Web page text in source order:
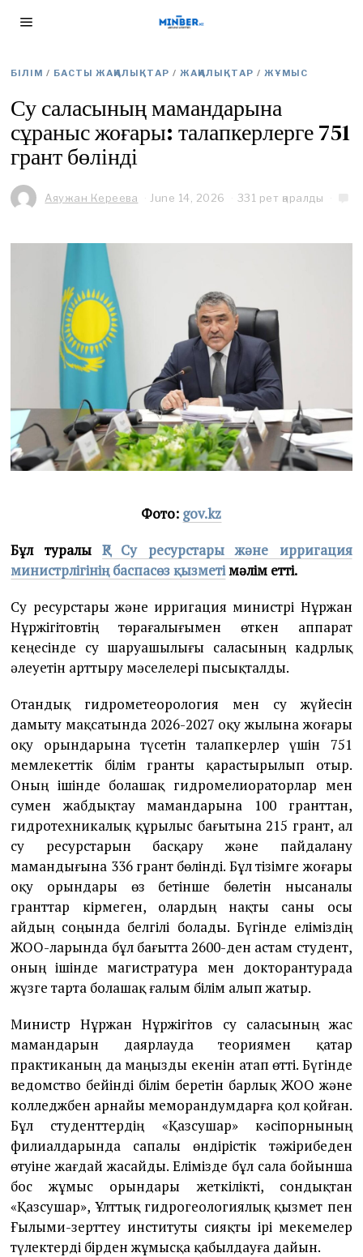
БІЛІМ / БАСТЫ ЖАҢАЛЫҚТАР / ЖАҢАЛЫҚТАР / ЖҰМЫС
Су саласының мамандарына
сұраныс жоғары: талапкерлерге 751
грант бөлінді
Аяужан Кереева June 14, 2026
e
2
0
2
6
331 рет қаралды
Фото: gov.kz
Бұл туралыҚР Су ресурстары және ирригация
министрлігінің баспасөз қызметімәлім етті.
Су ресурстары және ирригация министрі Нұржан
Нұржігітовтің төрағалығымен өткен аппарат
кеңесінде су шаруашылығы саласының кадрлық
әлеуетін арттыру мәселелері пысықталды.
Отандық гидрометеорология мен су жүйесін
дамыту мақсатында 2026-2027 оқу жылына жоғары
оқу орындарына түсетін талапкерлер үшін 751
мемлекеттік білім гранты қарастырылып отыр.
Оның ішінде болашақ гидромелиораторлар мен
сумен жабдықтау мамандарына 100 гранттан,
гидротехникалық құрылыс бағытына 215 грант, ал
су ресурстарын басқару және пайдалану
мамандығына 336 грант бөлінді. Бұл тізімге жоғары
оқу орындары өз бетінше бөлетін нысаналы
гранттар кірмеген, олардың нақты саны осы
айдың соңында белгілі болады. Бүгінде еліміздің
ЖОО-ларында бұл бағытта 2600-ден астам студент,
оның ішінде магистратура мен докторантурада
жүзге тарта болашақ ғалым білім алып жатыр.
Министр Нұржан Нұржігітов су саласының жас
мамандарын даярлауда теориямен қатар
практиканың да маңызды екенін атап өтті. Бүгінде
ведомство бейінді білім беретін барлық ЖОО және
колледжбен арнайы меморандумдарға қол қойған.
Бұл студенттердің «Қазсушар» кәсіпорнының
филиалдарында сапалы өндірістік тәжірибеден
өтуіне жағдай жасайды. Елімізде бұл сала бойынша
бос жұмыс орындары жеткілікті, сондықтан
«Қазсушар», Ұлттық гидрогеологиялық қызмет пен
Ғылыми-зерттеу институты сияқты ірі мекемелер
түлектерді бірден жұмысқа қабылдауға дайын.